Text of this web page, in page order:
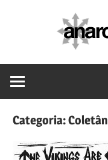
Categoria: